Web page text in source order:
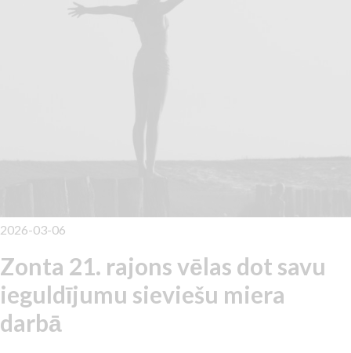
2026-03-06
Zonta 21. rajons vēlas dot savu
ieguldījumu sieviešu miera
darbā